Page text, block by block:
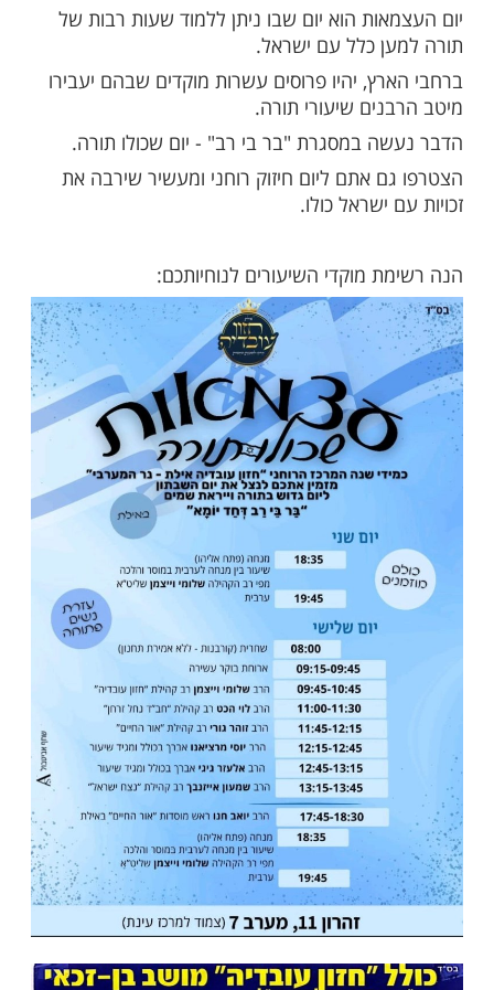
ביום העצמאות? רשימת שיעורי התורה המעודכנת
הדרום
עוד תוכן חדש ומפתיע! התחברו לכל
שלנו בתהילים
הוא יום שבו ניתן ללמוד שעות רבות של
כלל עם ישראל.
יהיו פרוסים עשרות מוקדים שבהם יעבירו
שיעורי תורה.
במסגרת "בר בי רב" - יום שכולו תורה.
אתם ליום חיזוק רוחני ומעשיר שירבה את
מוקדי השיעורים לנוחיותכם: